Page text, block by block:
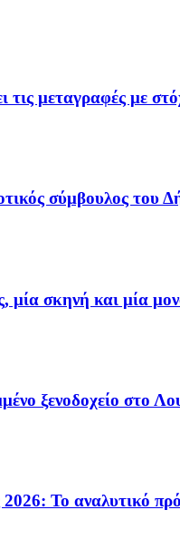
τις μεταγραφές με
σύμβουλος
μία σκηνή και μία
ξενοδοχείο στο
Το αναλυτικό